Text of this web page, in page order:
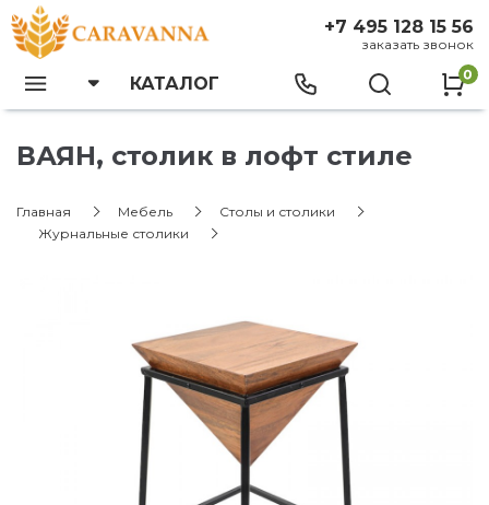
+7 495 128 15 56
заказать звонок
КАТАЛОГ 0
ВАЯН, столик в лофт стиле
Главная Мебель
Столы и столики
Журнальные столики